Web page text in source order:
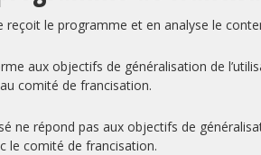
reçoit le programme et en analyse le
aux objectifs de généralisation de
comité de francisation.
ne répond pas aux objectifs de
le comité de francisation.